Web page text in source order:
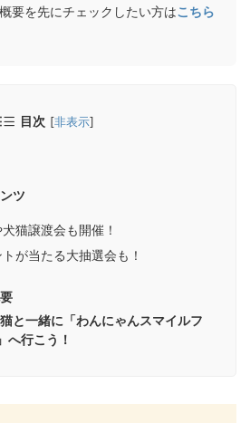
要を先にチェックしたい方はこちら
目次 [非表示]
ツ
猫譲渡会も開催！
が当たる大抽選会も！
と一緒に「わんにゃんスマイルフ
へ行こう！